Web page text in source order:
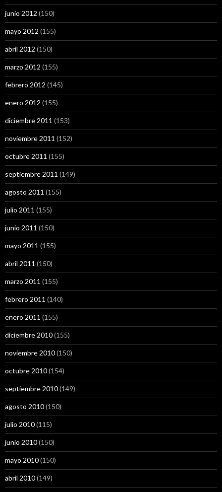
junio 2012 (150)
mayo 2012 (155)
abril 2012 (150)
marzo 2012 (155)
febrero 2012 (145)
enero 2012 (155)
diciembre 2011 (153)
noviembre 2011 (152)
octubre 2011 (155)
septiembre 2011 (149)
agosto 2011 (155)
julio 2011 (155)
junio 2011 (150)
mayo 2011 (155)
abril 2011 (150)
marzo 2011 (155)
febrero 2011 (140)
enero 2011 (155)
diciembre 2010(155)
noviembre 2010(150)
octubre 2010(154)
septiembre 2010(149)
agosto 2010(150)
julio 2010(115)
junio 2010(150)
mayo 2010(150)
abril 2010(149)